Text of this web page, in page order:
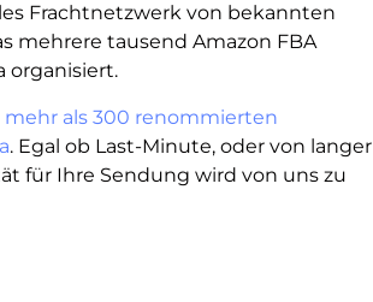
Frachtnetzwerk von bekannten
mehrere tausend Amazon FBA
organisiert.
mehr als 300 renommierten
. Egal ob Last-Minute, oder von langer
für Ihre Sendung wird von uns zu